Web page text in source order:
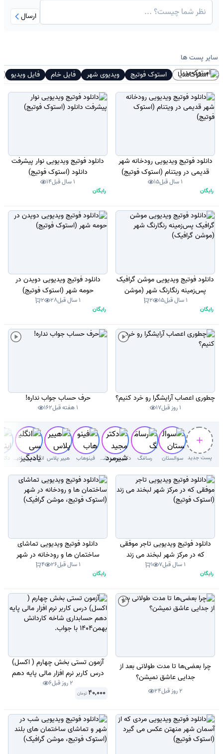
ارسال
سایر پست ها
استوک‌مدیا استوک فوتیج ویدیوی شهر فایل خام فایل ویدیو
دانلود فوتیج ویدیویی رودخانه شهر
قدیمی در ویتنام (استوک فوتیج)
1 سال قبل 15
رایگان
دانلود فوتیج ویدیویی نوار پیشرفت
دانلود (استوک فوتیج)
1 سال قبل 14
رایگان
دانلود فوتیج ویدیویی موشن گرافیک
پس‌زمینه رنگارنگ شهر (موشن
گرافیک)
1 سال قبل 15
2
رایگان
دانلود فوتیج ویدیویی دویدن در
حومه شهر (استوک فوتیج)
1 سال قبل 28
2
رایگان
چطوری اعصاب آرایشگرا رو خرد کنیم؟
1 روز قبل 17
حرف حساب جواب نداره!
1 هفته قبل 162
پست جدید سوالستان رسامَگ دکتر‌ مجید شیرمردی‌ فینوهاب هییر پلاس انگلیسی یادبگیر
دانلود فوتیج ویدیویی تاجر موفقی
که در مرکز شهر لبخند می زند
(استوک فوتیج)1 سال قبل 7
1
رایگان
دانلود فوتیج ویدیویی تماشای
ساختمان ها و رودخانه در شهر
(استوک فوتیج، موشن گرافیک)
1 سال قبل 26
4
رایگان
چرا بعضی‌ها تا مدت طولانی بعد از
جدایی عاشق نمیشن؟
2 روز قبل 24
آزمون تستی بخش چهارم ( اکسل)
درس کاربر نرم افزار مالی پایه دهم
2 روز قبل 6
40,000 تومان